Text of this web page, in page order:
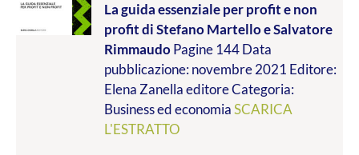
prezzo:
da
€9.99
a
€19.00
La guida essenziale per profit e non
profitdi Stefano Martello e Salvatore
RimmaudoPagine 144 Data
pubblicazione: novembre 2021 Editore:
Elena Zanella editore Categoria:
Business ed economiaSCARICA
L'ESTRATTO